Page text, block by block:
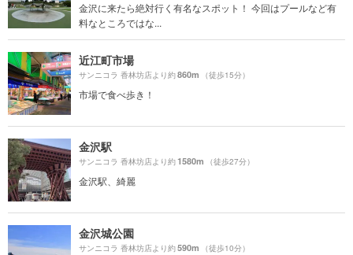
金沢に来たら絶対行く有名なスポット！ 今回はプールなど有
料なところではな...
近江町市場
サンニコラ 香林坊店より約860m （徒歩15分）
市場で食べ歩き！
金沢駅
サンニコラ 香林坊店より約1580m （徒歩27分）
金沢駅、綺麗
金沢城公園
サンニコラ 香林坊店より約590m （徒歩10分）